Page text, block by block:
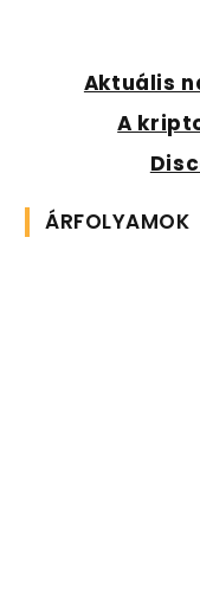
Aktuális
A
ÁRFOLYAMOK